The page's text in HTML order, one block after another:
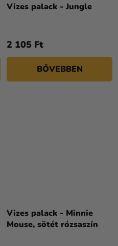
Vizes palack - Jungle
2 105 Ft
BŐVEBBEN
Vizes palack - Minnie
Mouse, sötét rózsaszín